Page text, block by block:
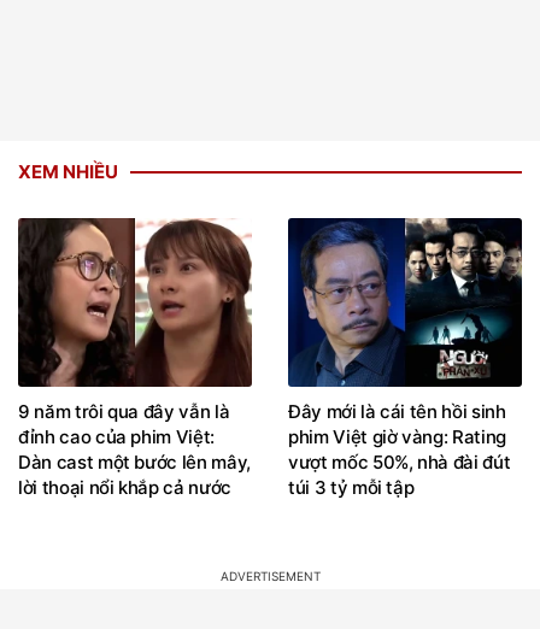
XEM NHIỀU
9 năm trôi qua đây vẫn là
đỉnh cao của phim Việt:
Dàn cast một bước lên mây,
lời thoại nổi khắp cả nước
Đây mới là cái tên hồi sinh
phim Việt giờ vàng: Rating
vượt mốc 50%, nhà đài đút
túi 3 tỷ mỗi tập